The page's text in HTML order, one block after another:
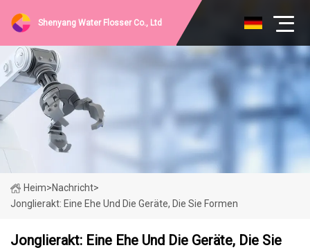
Shenyang Water Flosser Co., Ltd
Heim>Nachricht>
Jonglierakt: Eine Ehe Und Die Geräte, Die Sie Formen
Jonglierakt: Eine Ehe Und Die Geräte, Die Sie